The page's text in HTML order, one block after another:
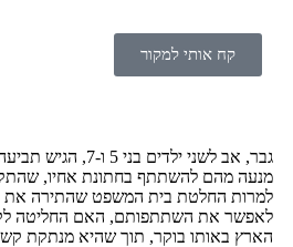
קח אותי למקור
גבר, אב לשני ילדים
למרות החלטת בית המשפט שהתירה את
לאפשר את השתתפותם, האם החליטה
הארץ באותו בוקר, תוך שהיא מנתקת